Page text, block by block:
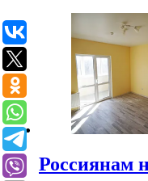
Россиянам